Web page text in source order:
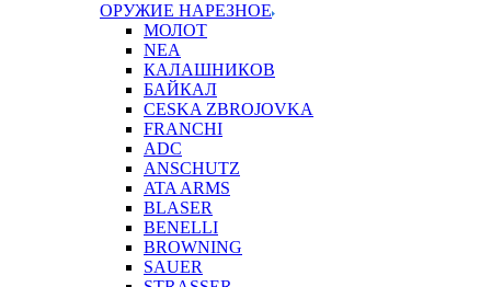
ОРУЖИЕ НАРЕЗНОЕ
МОЛОТ
NEA
КАЛАШНИКОВ
БАЙКАЛ
CESKA ZBROJOVKA
FRANCHI
ADC
ANSCHUTZ
ATA ARMS
BLASER
BENELLI
BROWNING
SAUER